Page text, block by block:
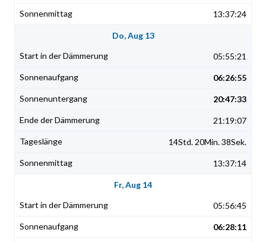
13:37:24
Do, Aug 13
05:55:21
06:26:55
20:47:33
21:19:07
14Std. 20Min. 38Sek.
13:37:14
Fr, Aug 14
05:56:45
06:28:11